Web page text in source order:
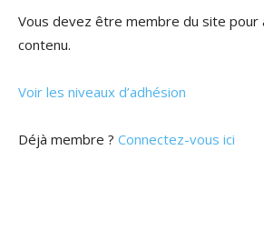
Vous devez être membre du site pour
contenu.
Voir les niveaux d’adhésion
Déjà membre ? Connectez-vous ici